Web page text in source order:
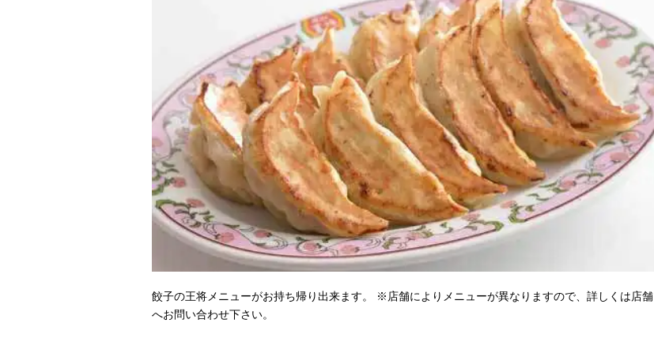
餃子の王将メニューがお持ち帰り出来ます。 ※店舗によりメニューが異なりますので、詳しくは店舗
へお問い合わせ下さい。